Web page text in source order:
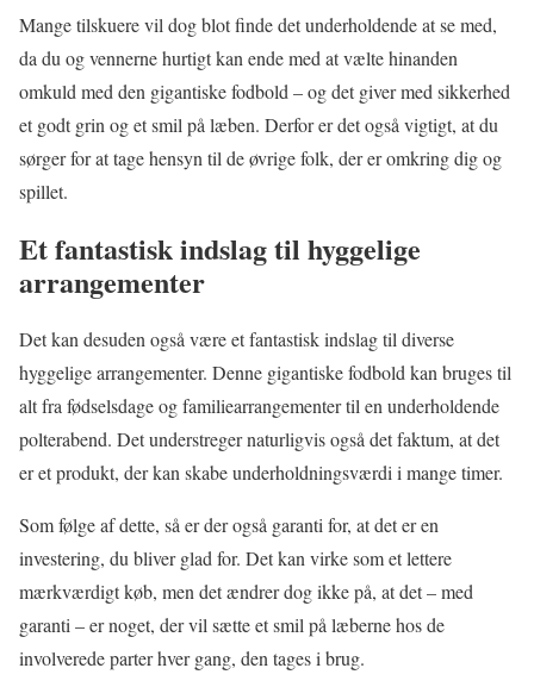
Mange tilskuere vil dog blot finde det underholdende at se med,
da du og vennerne hurtigt kan ende med at vælte hinanden
omkuld med den gigantiske fodbold – og det giver med sikkerhed
et godt grin og et smil på læben. Derfor er det også vigtigt, at du
sørger for at tage hensyn til de øvrige folk, der er omkring dig og
spillet.
Et fantastisk indslag til hyggelige
arrangementer
Det kan desuden også være et fantastisk indslag til diverse
hyggelige arrangementer. Denne gigantiske fodbold kan bruges til
alt fra fødselsdage og familiearrangementer til en underholdende
polterabend. Det understreger naturligvis også det faktum, at det
er et produkt, der kan skabe underholdningsværdi i mange timer.
Som følge af dette, så er der også garanti for, at det er en
investering, du bliver glad for. Det kan virke som et lettere
mærkværdigt køb, men det ændrer dog ikke på, at det – med
garanti – er noget, der vil sætte et smil på læberne hos de
involverede parter hver gang, den tages i brug.